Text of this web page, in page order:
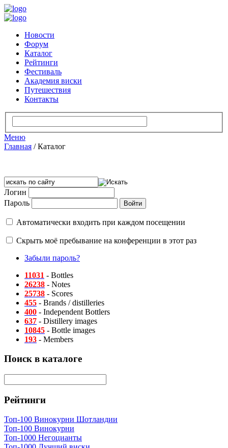
Новости
Форум
Каталог
Рейтинги
Фестиваль
Академия виски
Путешествия
Контакты
Меню
Главная /Каталог
Логин
Пароль
Автоматически входить при каждом посещении
Скрыть моё пребывание на конференции в этот раз
Забыли пароль?
11031 - Bottles
26238 - Notes
25738 - Scores
455 - Brands / distilleries
400 - Independent Bottlers
637 - Distillery images
10845 - Bottle images
193 - Members
Поиск в каталоге
Рейтинги
Топ-100 Винокурни Шотландии
Топ-100 Винокурни
Топ-1000 Негоцианты